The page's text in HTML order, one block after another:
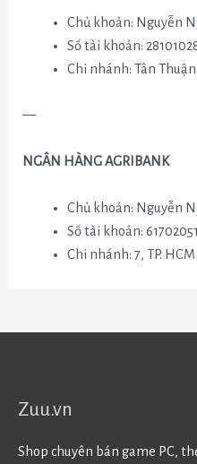
Chủ khoản: Nguyễn
Số tài khoản:
Chi nhánh: Tân
—
NGÂN HÀNG AGRIBANK
Chủ khoản: Nguyễn
Số tài khoản:
Chi nhánh: 7, TP. HCM
Zuu.vn
Shop chuyên bán game PC,